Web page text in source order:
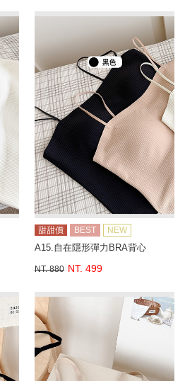
甜甜價 BEST NEW
A15.自在隱形彈力BRA背心
NT. 880 NT. 499